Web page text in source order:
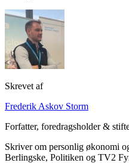
Skrevet af
Frederik Askov Storm
Forfatter, foredragsholder &
Skriver om personlig økonomi
Berlingske, Politiken og TV2